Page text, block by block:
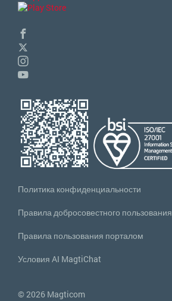
Политика конфиденциальности
Правила добросовестного пользования
Правила пользования порталом
Условия AI MagtiChat
© 2026 Magticom